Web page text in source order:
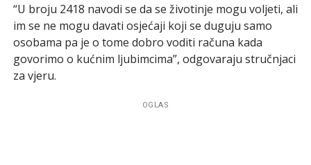
“U broju 2418 navodi se da se životinje mogu voljeti, ali
im se ne mogu davati osjećaji koji se duguju samo
osobama pa je o tome dobro voditi računa kada
govorimo o kućnim ljubimcima”, odgovaraju stručnjaci
za vjeru.
OGLAS